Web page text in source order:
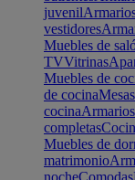
juvenil
vestidores
Muebles de
TVVitrinas
Muebles de
de cocina
cocina
completas
Muebles de
matrimonio
nocheComodas